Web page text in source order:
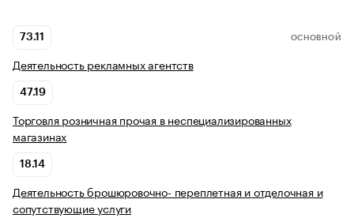
73.11 ОСНОВНОЙ
Деятельность рекламных агентств
47.19
Торговля розничная прочая в неспециализированных
магазинах
18.14
Деятельность брошюровочно- переплетная и отделочная и
сопутствующие услуги